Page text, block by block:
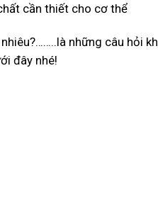
cần thiết cho cơ thể
những câu hỏi
đây nhé!